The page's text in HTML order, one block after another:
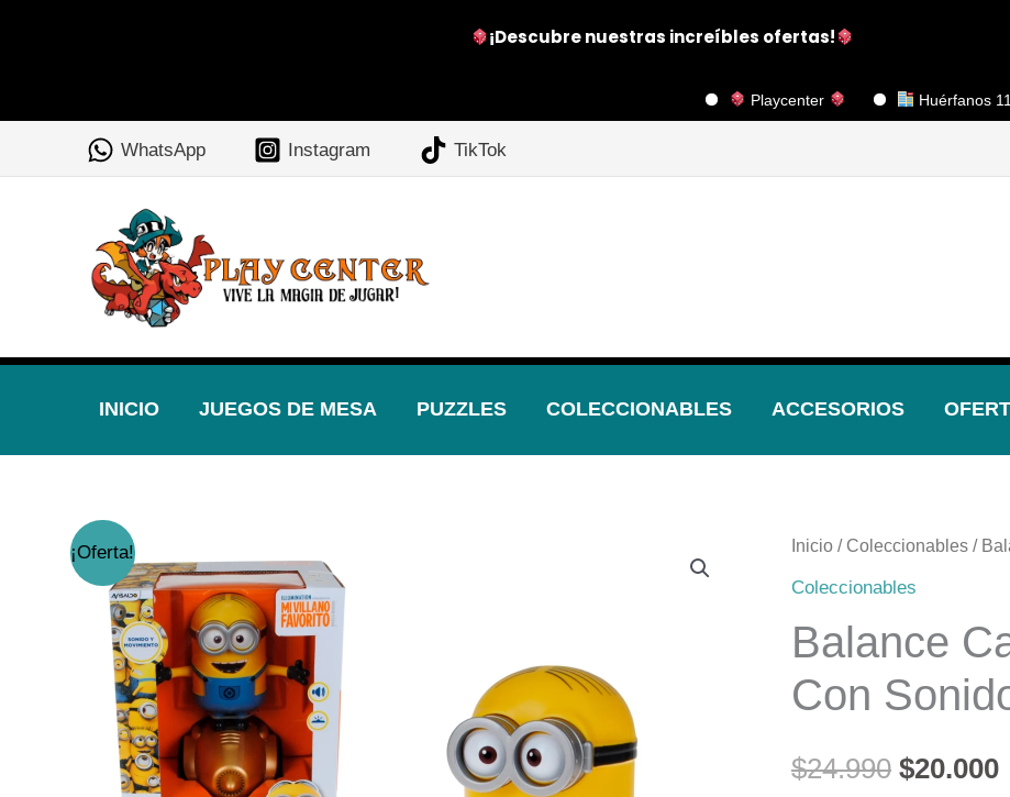
Playcenter Huérfanos 1117,
al
WhatsApp Instagram TikTok
INICIO JUEGOS DE MESA PUZZLES COLECCIONABLES ACCESORIOS
¡Oferta! Inicio / Coleccionables /
Coleccionables
Balance
Con
$24.990
El
original
era:
$24.990.
$20.000
Balance
Car
Dave
Con
Sonidos
cantidad
¡Descubre nuestras increíbles ofertas!